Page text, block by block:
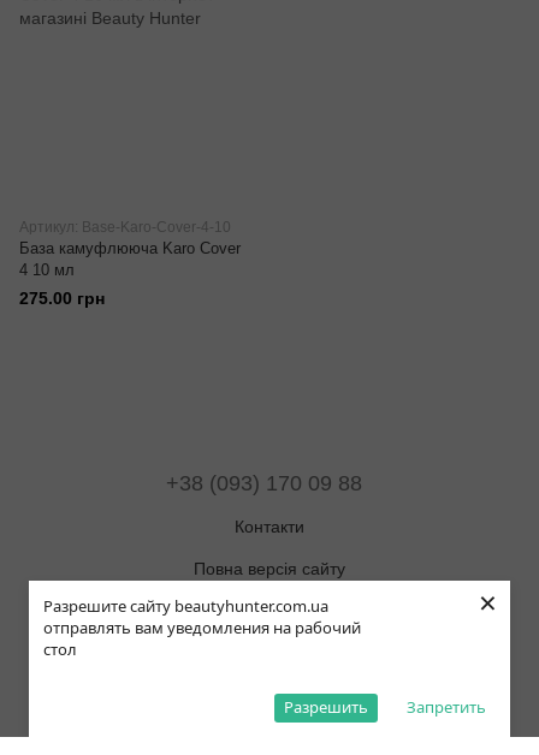
Разрешите сайту beautyhunter.com.ua
отправлять вам уведомления на рабочий
стол
Запретить
Разрешить
×
Артикул: Base-Karo-Cover-4-10
База камуфлююча Karo Cover
4 10 мл
275.00 грн
+38 (093) 170 09 88
Контакти
Повна версія сайту
Мапа сайту
Eng Pol